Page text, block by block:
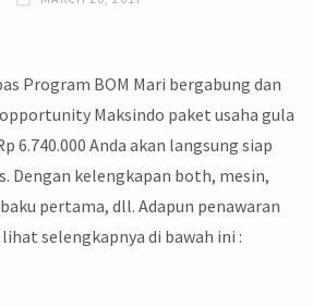
Program BOM Mari bergabung dan
Maksindo paket usaha gula
6.740.000 Anda akan langsung siap
Dengan kelengkapan both, mesin,
pertama, dll. Adapun penawaran
selengkapnya di bawah ini :